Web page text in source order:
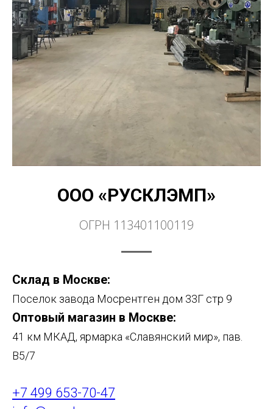
ООО «РУСКЛЭМП»
ОГРН 113401100119
Склад в Москве:
Поселок завода Мосрентген дом 33Г стр 9
Оптовый магазин в Москве:
41 км МКАД, ярмарка «Славянский мир», пав.
В5/7
+7 499 653-70-47